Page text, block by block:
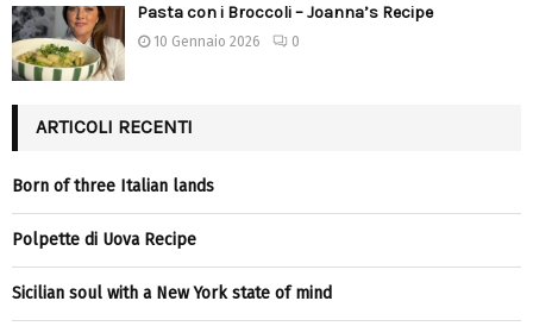
Pasta con i Broccoli – Joanna’s Recipe
10 Gennaio 2026 0
ARTICOLI RECENTI
Born of three Italian lands
Polpette di Uova Recipe
Sicilian soul with a New York state of mind